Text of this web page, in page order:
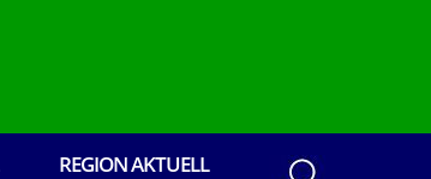
REGION AKTUELL